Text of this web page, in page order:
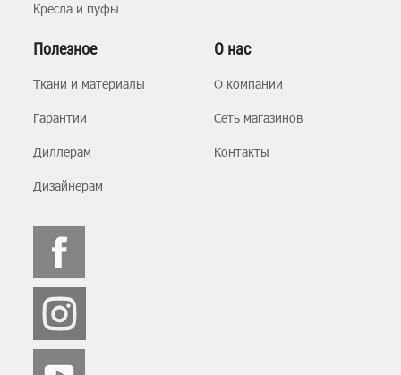
Кресла и пуфы
Полезное
Ткани и материалы
Гарантии
Диллерам
Дизайнерам
О нас
О компании
Сеть магазинов
Контакты